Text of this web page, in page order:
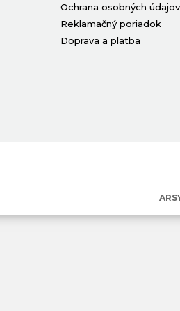
Ochrana osobných údajov
Reklamačný poriadok
Doprava a platba